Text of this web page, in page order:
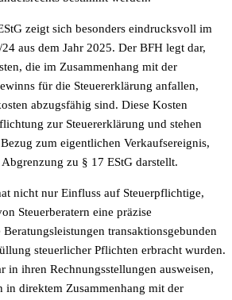
zeigt sich besonders eindrucksvoll im
aus dem Jahr 2025. Der BFH legt dar,
die im Zusammenhang mit der
für die Steuererklärung anfallen,
abzugsfähig sind. Diese Kosten
zur Steuererklärung und stehen
zum eigentlichen Verkaufsereignis,
zu § 17 EStG darstellt.
nicht nur Einfluss auf Steuerpflichtige,
Steuerberatern eine präzise
transaktionsgebunden
steuerlicher Pflichten erbracht wurden.
in ihren Rechnungsstellungen ausweisen,
in direktem Zusammenhang mit der